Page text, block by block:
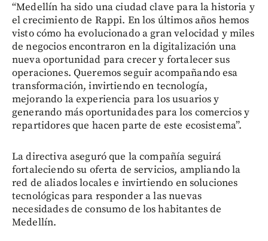
“Medellín ha sido una ciudad clave para la historia y
el crecimiento de Rappi. En los últimos años hemos
visto cómo ha evolucionado a gran velocidad y miles
de negocios encontraron en la digitalización una
nueva oportunidad para crecer y fortalecer sus
operaciones. Queremos seguir acompañando esa
transformación, invirtiendo en tecnología,
mejorando la experiencia para los usuarios y
generando más oportunidades para los comercios y
repartidores que hacen parte de este ecosistema”.
La directiva aseguró que la compañía seguirá
fortaleciendo su oferta de servicios, ampliando la
red de aliados locales e invirtiendo en soluciones
tecnológicas para responder a las nuevas
necesidades de consumo de los habitantes de
Medellín.